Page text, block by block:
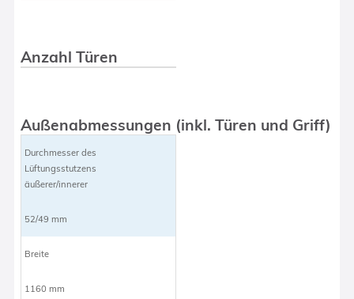
Anzahl Türen
Außenabmessungen (inkl. Türen und Griff)
Durchmesser des
Lüftungsstutzens
äußerer/innerer
52/49 mm
Breite
1160 mm